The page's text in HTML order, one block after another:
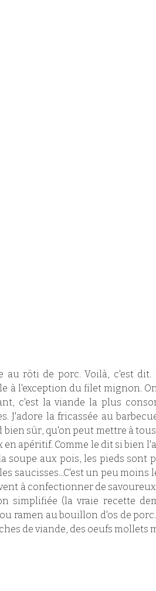
au rôti de porc. Voilà, c'est
à l'exception du filet mignon.
c'est la viande la plus
J'adore la fricassée au
bien sûr, qu'on peut mettre à
en apéritif. Comme le dit si bien
soupe aux pois, les pieds sont
saucisses...C'est un peu moins
à confectionner de
simplifiée (la vraie recette
ramen au bouillon d'os de
de viande, des oeufs mollets